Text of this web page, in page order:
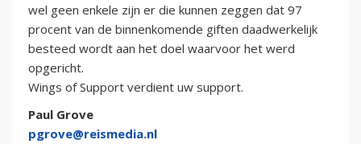
wel geen enkele zijn er die kunnen zeggen dat 97
procent van de binnenkomende giften daadwerkelijk
besteed wordt aan het doel waarvoor het werd
opgericht.
Wings of Support verdient uw support.
Paul Grove
pgrove@reismedia.nl